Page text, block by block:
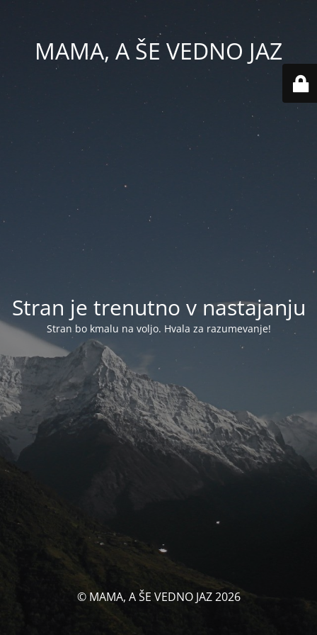
MAMA, A ŠE VEDNO JAZ
Stran je trenutno v nastajanju
Stran bo kmalu na voljo. Hvala za razumevanje!
© MAMA, A ŠE VEDNO JAZ 2026